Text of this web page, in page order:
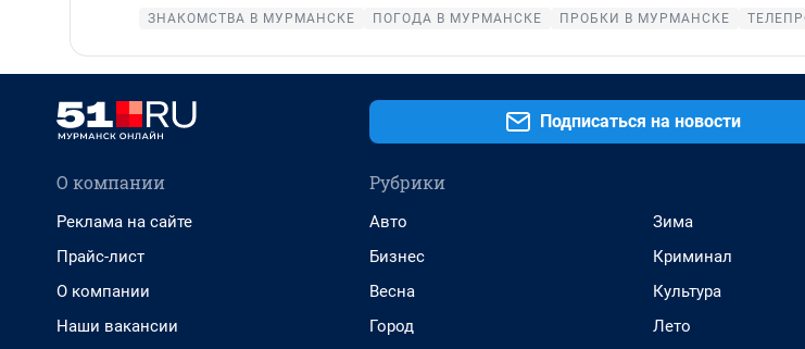
ЗНАКОМСТВА В МУРМАНСКЕ ПОГОДА В МУРМАНСКЕ ПРОБКИ В МУРМАНСКЕ
Подписаться на новости
О компании
Реклама на сайте
Прайс-лист
О компании
Наши вакансии
Рубрики
Авто
Бизнес
Весна
Город
Зима
Криминал
Культура
Лето